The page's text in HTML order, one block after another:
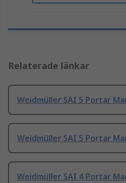
Relaterade länkar
Weidmüller SAI 5 Portar
Weidmüller SAI 5 Portar
Weidmüller SAI 4 Portar